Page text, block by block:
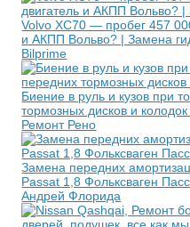
Volvo XC70 — пробег 457
и АКПП Вольво? | Замена
Bilprime
Биение в руль и кузов при
тормозных дисков и
Ремонт Рено
Замена передних
Passat 1,8 Фольксваген
Андрей Флорида